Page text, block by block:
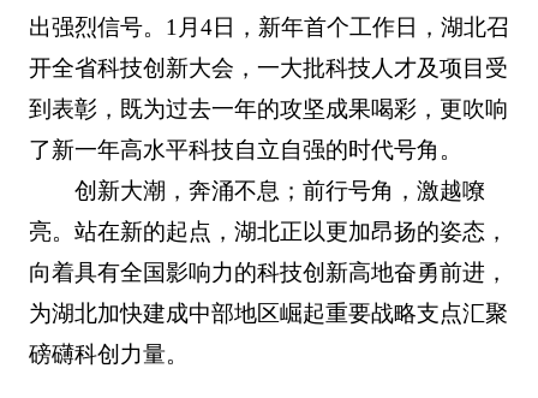
出强烈信号。1月4日，新年首个工作日，湖北召
开全省科技创新大会，一大批科技人才及项目受
到表彰，既为过去一年的攻坚成果喝彩，更吹响
了新一年高水平科技自立自强的时代号角。
创新大潮，奔涌不息；前行号角，激越嘹
亮。站在新的起点，湖北正以更加昂扬的姿态，
向着具有全国影响力的科技创新高地奋勇前进，
为湖北加快建成中部地区崛起重要战略支点汇聚
磅礴科创力量。